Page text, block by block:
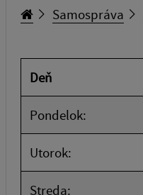
Samospráva
Deň
Pondelok:
Utorok:
Streda: